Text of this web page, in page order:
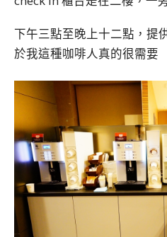
下午三點至晚上十二點，提
於我這種咖啡人真的很需要